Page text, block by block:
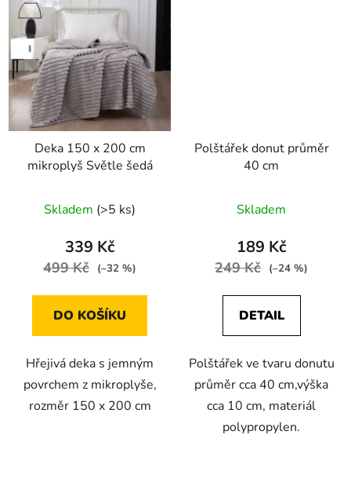
Deka 150 x 200 cm
mikroplyš Světle šedá
Skladem (>5 ks)
339 Kč
499 Kč (–32 %)
DO KOŠÍKU
Hřejivá deka s jemným
povrchem z mikroplyše,
rozměr 150 x 200 cm
Polštářek donut průměr
40 cm
Skladem
189 Kč
249 Kč (–24 %)
DETAIL
Polštářek ve tvaru donutu
průměr cca 40 cm,výška
cca 10 cm, materiál
polypropylen.